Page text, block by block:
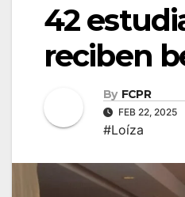
42
reciben
By FCPR
FEB 22, 2025
#Loíza